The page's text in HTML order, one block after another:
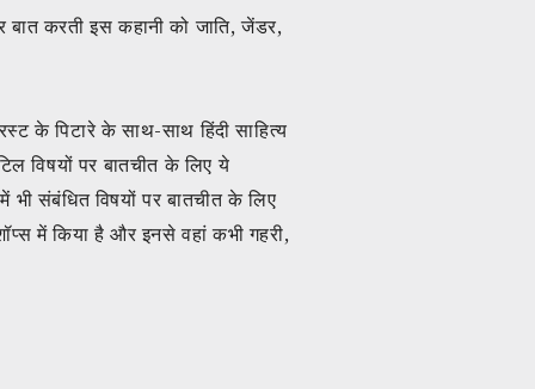
बात करती इस कहानी को जाति, जेंडर,
के पिटारे के साथ-साथ हिंदी साहित्य
विषयों पर बातचीत के लिए ये
भी संबंधित विषयों पर बातचीत के लिए
में किया है और इनसे वहां कभी गहरी,